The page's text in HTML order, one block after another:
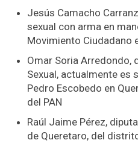
Jesús Camacho
sexual con arma en
Movimiento Ciudadano
Omar Soria Arredondo,
Sexual, actualmente es
Pedro Escobedo en
del PAN
Raúl Jaime Pérez,
de Queretaro, del